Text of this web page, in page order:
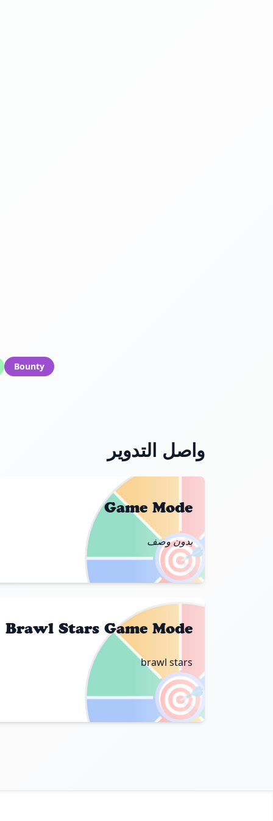
Bounty
واصل التدوير
🎯
Game Mode
بدون وصف
🎯
Brawl Stars Game Mode
brawl stars